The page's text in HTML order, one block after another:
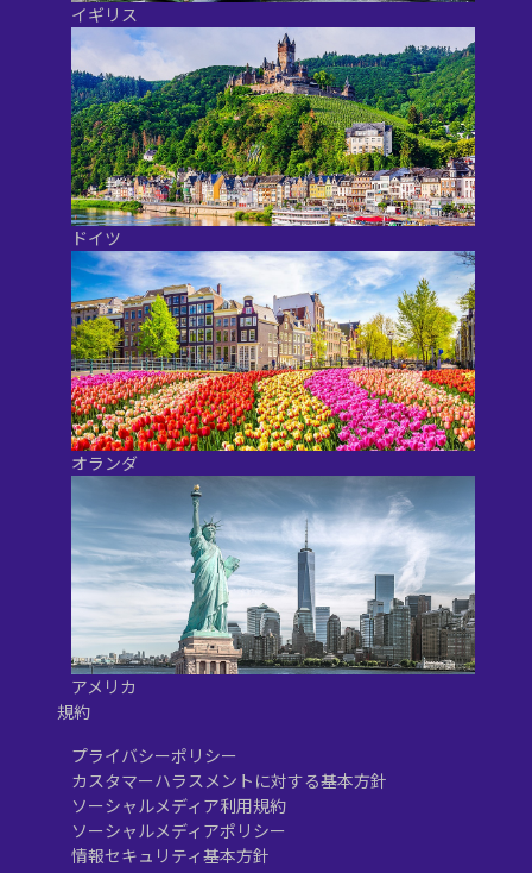
イギリス
ドイツ
オランダ
アメリカ
規約
プライバシーポリシー
カスタマーハラスメントに対する基本方針
ソーシャルメディア利用規約
ソーシャルメディアポリシー
情報セキュリティ基本方針